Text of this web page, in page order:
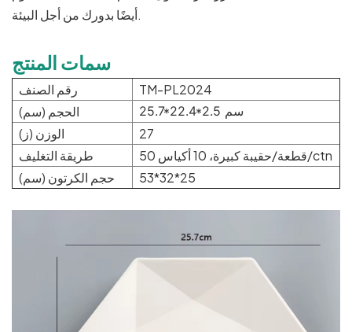
أيضًا بدورك من أجل البيئة.
سمات المنتج
رقم الصنف
TM-PL2024
الحجم (سم)
25.7*22.4*2.5 سم
الوزن (ز)
27
طريقة التغليف
50 قطعة/حقيبة كبيرة، 10 أكياس/ctn
حجم الكرتون (سم)
53*32*25